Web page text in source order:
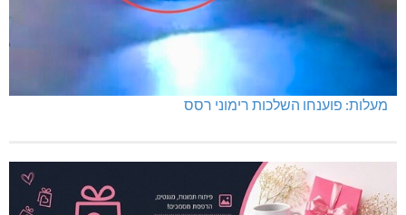
מעלות: פוענחו השלכות רימוני רסס